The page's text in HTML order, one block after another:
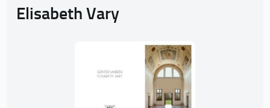
Elisabeth Vary